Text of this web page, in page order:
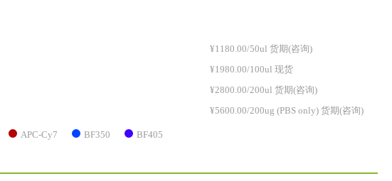
APC-Cy7 BF350 BF405
¥1180.00/50ul 货期(咨询)
¥1980.00/100ul 现货
¥2800.00/200ul 货期(咨询)
¥5600.00/200ug (PBS only) 货期(咨询)